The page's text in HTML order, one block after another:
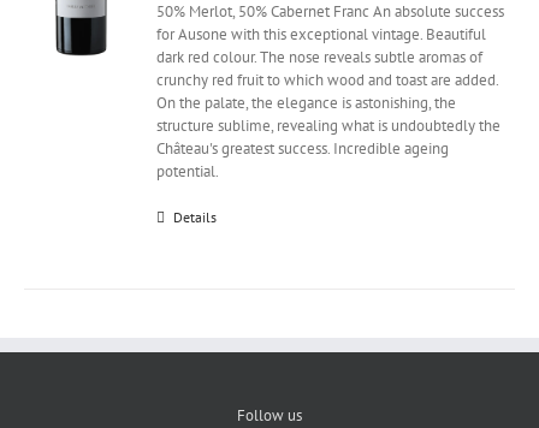
50% Merlot, 50% Cabernet Franc An absolute success
for Ausone with this exceptional vintage. Beautiful
dark red colour. The nose reveals subtle aromas of
crunchy red fruit to which wood and toast are added.
On the palate, the elegance is astonishing, the
structure sublime, revealing what is undoubtedly the
Château's greatest success. Incredible ageing
potential.
Details
Follow us